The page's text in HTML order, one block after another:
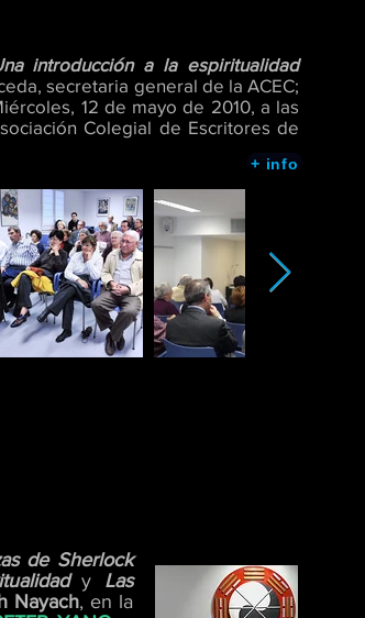
introducción a la espiritualidad
secretaria general de la ACEC;
12 de mayo de 2010, a las
Colegial de Escritores de
+ info
de Sherlock
y Las
Nayach, en la